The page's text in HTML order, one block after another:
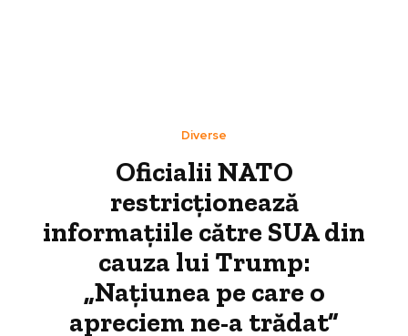
Diverse
Oficialii NATO
restricționează
informațiile către SUA din
cauza lui Trump:
„Națiunea pe care o
apreciem ne-a trădat”